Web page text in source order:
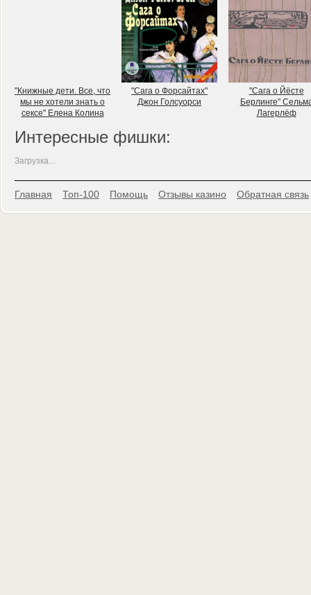
"Книжные дети. Все, что
мы не хотели знать о
сексе" Елена Колина
"Сага о Форсайтах"
Джон Голсуорси
"Сага о Йёсте
Берлинге"
Лагерлёф
Интересные фишки:
Загрузка...
Главная Топ-100 Помощь Отзывы казино Обратная связь